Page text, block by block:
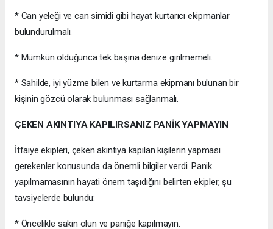
* Can yeleği ve can simidi gibi hayat kurtarıcı ekipmanlar
bulundurulmalı.
* Mümkün olduğunca tek başına denize girilmemeli.
* Sahilde, iyi yüzme bilen ve kurtarma ekipmanı bulunan bir
kişinin gözcü olarak bulunması sağlanmalı.
ÇEKEN AKINTIYA KAPILIRSANIZ PANİK YAPMAYIN
İtfaiye ekipleri, çeken akıntıya kapılan kişilerin yapması
gerekenler konusunda da önemli bilgiler verdi. Panik
yapılmamasının hayati önem taşıdığını belirten ekipler, şu
tavsiyelerde bulundu:
* Öncelikle sakin olun ve paniğe kapılmayın.